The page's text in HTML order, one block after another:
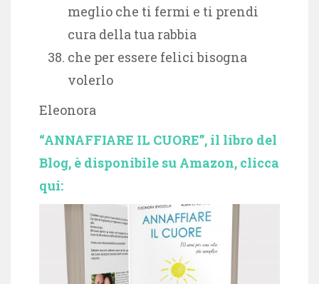
meglio che ti fermi e ti prendi
cura della tua rabbia
che per essere felici bisogna
volerlo
Eleonora
“ANNAFFIARE IL CUORE”, il libro del
Blog, è disponibile su Amazon, clicca
qui: